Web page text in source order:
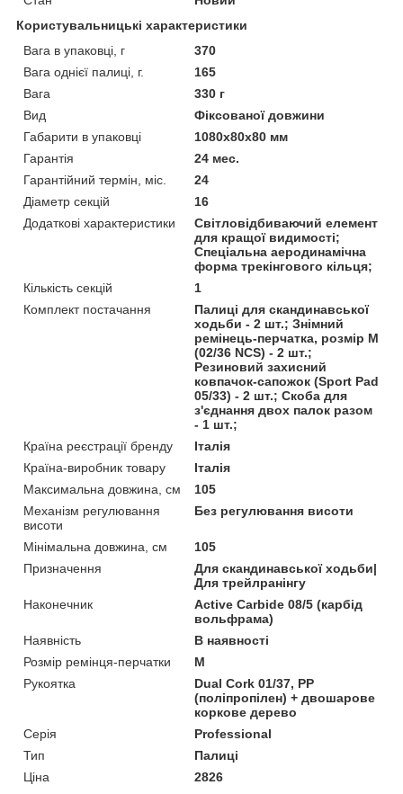
Користувальницькі характеристики
Вага в упаковці, г
370
Вага однієї палиці, г.
165
Вага
330 г
Вид
Фіксованої довжини
Габарити в упаковці
1080х80х80 мм
Гарантія
24 мес.
Гарантійний термін, міс.
24
Діаметр секцій
16
Додаткові характеристики
Світловідбиваючий елемент
для кращої видимості;
Спеціальна аеродинамічна
форма трекінгового кільця;
Кількість секцій
1
Комплект постачання
Палиці для скандинавської
ходьби - 2 шт.; Знімний
ремінець-перчатка, розмір M
(02/36 NCS) - 2 шт.;
Резиновий захисний
ковпачок-сапожок (Sport Pad
05/33) - 2 шт.; Скоба для
з'єднання двох палок разом
- 1 шт.;
Країна реєстрації бренду
Італія
Країна-виробник товару
Італія
Максимальна довжина, см
105
Механізм регулювання
висоти
Без регулювання висоти
Мінімальна довжина, см
105
Призначення
Для скандинавської ходьби|
Для трейлранінгу
Наконечник
Active Carbide 08/5 (карбід
вольфрама)
Наявність
В наявності
Розмір ремінця-перчатки
M
Рукоятка
Dual Cork 01/37, PP
(поліпропілен) + двошарове
коркове дерево
Серія
Professional
Тип
Палиці
Ціна
2826